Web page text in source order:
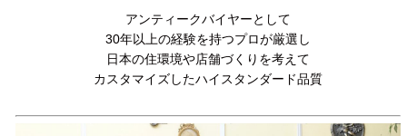
アンティークバイヤーとして
30年以上の経験を持つプロが厳選し
日本の住環境や店舗づくりを考えて
カスタマイズしたハイスタンダード品質